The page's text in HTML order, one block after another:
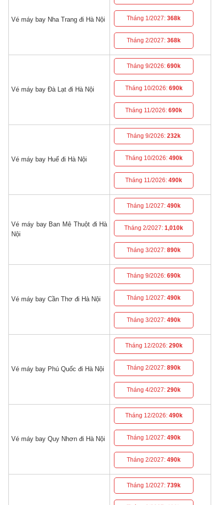
Vé máy bay Nha Trang đi Hà Nội Tháng 1/2027:368k
Tháng 2/2027:368k
Vé máy bay Đà Lạt đi Hà Nội
Tháng 9/2026:690k
Tháng 10/2026: 690k
Tháng 11/2026:690k
Vé máy bay Huế đi Hà Nội
Tháng 9/2026:232k
Tháng 10/2026: 490k
Tháng 11/2026:490k
Vé máy bay Ban Mê Thuột đi Hà
Nội
Tháng 1/2027:490k
Tháng 2/2027:1,010k
Tháng 3/2027:890k
Vé máy bay Cần Thơ đi Hà Nội
Tháng 9/2026:690k
Tháng 1/2027:490k
Tháng 3/2027:490k
Vé máy bay Phú Quốc đi Hà Nội
Tháng 12/2026: 290k
Tháng 2/2027:890k
Tháng 4/2027:290k
Vé máy bay Quy Nhơn đi Hà Nội
Tháng 12/2026: 490k
Tháng 1/2027:490k
Tháng 2/2027:490k
Tháng 1/2027:739k